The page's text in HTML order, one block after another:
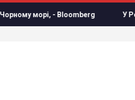
У Росії загорілись